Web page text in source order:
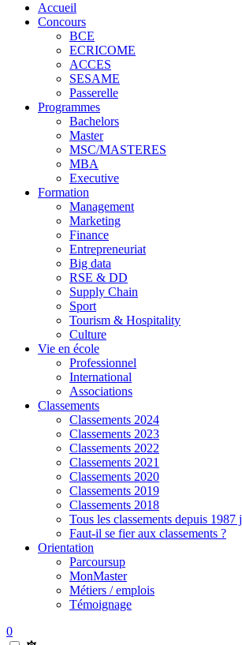
Accueil
Concours
BCE
ECRICOME
ACCES
SESAME
Passerelle
Programmes
Bachelors
Master
MSC/MASTERES
MBA
Executive
Formation
Management
Marketing
Finance
Entrepreneuriat
Big data
RSE & DD
Supply Chain
Sport
Tourism & Hospitality
Culture
Vie en école
Professionnel
International
Associations
Classements
Classements 2024
Classements 2023
Classements 2022
Classements 2021
Classements 2020
Classements 2019
Classements 2018
Tous les classements depuis 1987
Faut-il se fier aux classements ?
Orientation
Parcoursup
MonMaster
Métiers / emplois
Témoignage
0